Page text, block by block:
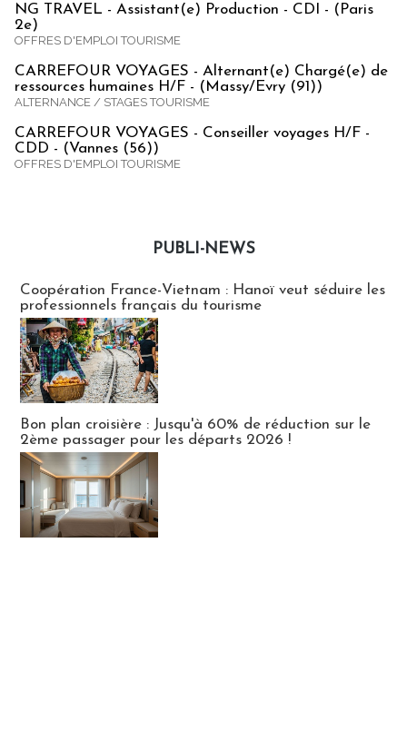
NG TRAVEL - Assistant(e) Production - CDI - (Paris
2e)
OFFRES D'EMPLOI TOURISME
CARREFOUR VOYAGES - Alternant(e) Chargé(e) de
ressources humaines H/F - (Massy/Evry (91))
ALTERNANCE / STAGES TOURISME
CARREFOUR VOYAGES - Conseiller voyages H/F -
CDD - (Vannes (56))
OFFRES D'EMPLOI TOURISME
PUBLI-NEWS
Coopération France-Vietnam : Hanoï veut séduire les
professionnels français du tourisme
Bon plan croisière : Jusqu'à 60% de réduction sur le
2ème passager pour les départs 2026 !